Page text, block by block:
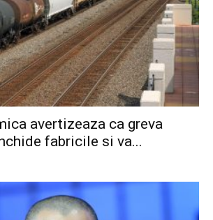
avertizeaza ca greva
fabricile si va...